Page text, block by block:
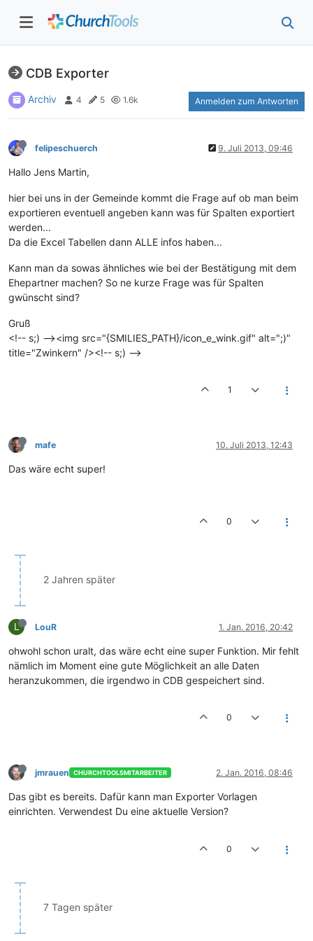
CDB Exporter
Archiv 4 5 1.6k Anmelden zum Antworten
felipeschuerch 9. Juli 2013, 09:46
Hallo Jens Martin,
hier bei uns in der Gemeinde kommt die Frage auf ob man beim
exportieren eventuell angeben kann was für Spalten exportiert
werden...
Da die Excel Tabellen dann ALLE infos haben...
Kann man da sowas ähnliches wie bei der Bestätigung mit dem
Ehepartner machen? So ne kurze Frage was für Spalten
gwünscht sind?
Gruß
<!-- s;) --><img src="{SMILIES_PATH}/icon_e_wink.gif" alt=";)"
title="Zwinkern" /><!-- s;) -->
1
mafe 10. Juli 2013, 12:43
Das wäre echt super!
0
2 Jahren später
L LouR 1. Jan. 2016, 20:42
ohwohl schon uralt, das wäre echt eine super Funktion. Mir fehlt
nämlich im Moment eine gute Möglichkeit an alle Daten
heranzukommen, die irgendwo in CDB gespeichert sind.
0
jmrauen CHURCHTOOLSMITARBEITER 2. Jan. 2016, 08:46
Das gibt es bereits. Dafür kann man Exporter Vorlagen
einrichten. Verwendest Du eine aktuelle Version?
0
7 Tagen später